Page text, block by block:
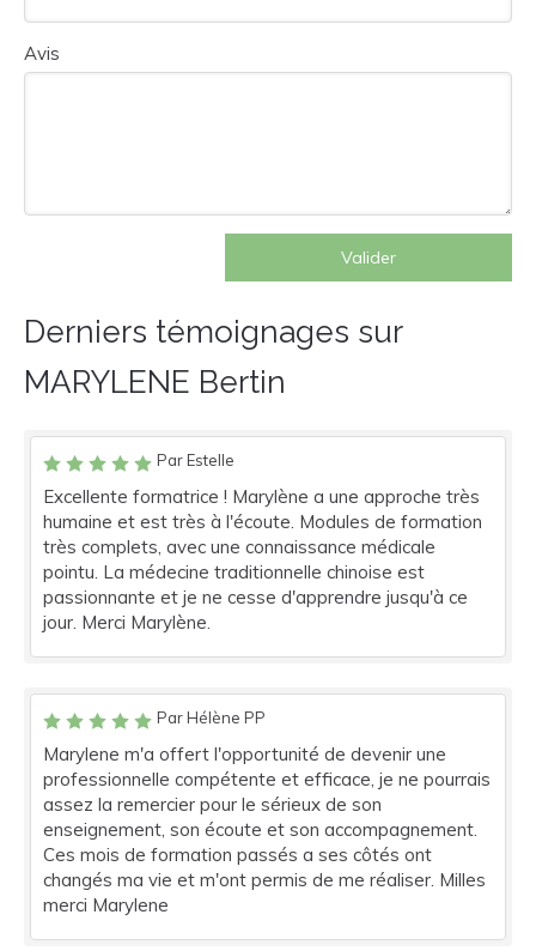
Avis
Valider
Derniers témoignages sur
MARYLENE Bertin
Par Estelle
Excellente formatrice ! Marylène a une approche très
humaine et est très à l'écoute. Modules de formation
très complets, avec une connaissance médicale
pointu. La médecine traditionnelle chinoise est
passionnante et je ne cesse d'apprendre jusqu'à ce
jour. Merci Marylène.
Par Hélène PP
Marylene m'a offert l'opportunité de devenir une
professionnelle compétente et efficace, je ne pourrais
assez la remercier pour le sérieux de son
enseignement, son écoute et son accompagnement.
Ces mois de formation passés a ses côtés ont
changés ma vie et m'ont permis de me réaliser. Milles
merci Marylene